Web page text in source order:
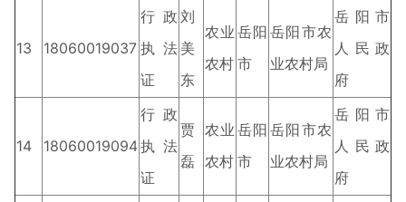
13 18060019037
行政
执法
证
刘
美
东
农业
农村
岳阳
市
岳阳市农
业农村局
岳阳市
人民政
府
14 18060019094
行政
执法
证
贾
磊
农业
农村
岳阳
市
岳阳市农
业农村局
岳阳市
人民政
府